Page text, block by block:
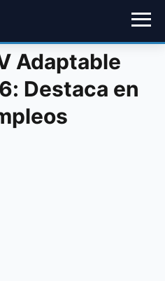
Adaptable
Destaca en